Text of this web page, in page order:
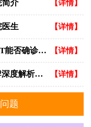
简介 【详情】
生 【详情】
白斑用手搓不变红，皮肤CT能否确诊白癜风？ 【详情】
`308准分子激光治疗仪品牌深度解析：专业视角下的优选指南` 【详情】
题